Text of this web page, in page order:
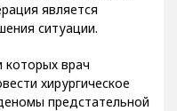
является
ситуации.
которых врач
хирургическое
предстательной